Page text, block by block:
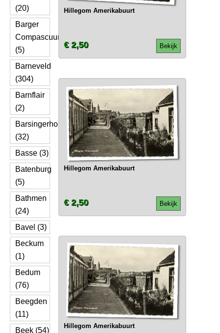
(20)
Barger
Compascuum
(5)
Barneveld
(304)
Barnflair
(2)
Barsingerhorn
(32)
Basse (3)
Batenburg
(5)
Bathmen
(24)
Bavel (3)
Beckum
(1)
Bedum
(76)
Beegden
(11)
Beek (54)
Hillegom Amerikabuurt
Bekijk
€ 2,50
Hillegom Amerikabuurt
Bekijk
€ 2,50
Hillegom Amerikabuurt